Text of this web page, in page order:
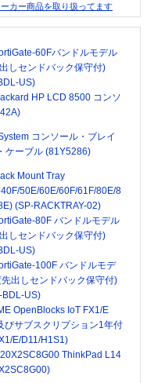
カー商品を取り扱ってます
60Fバンドルモデル
しセンドバック保守付)
US)
HP LCD 8500 コンソ
コンソール・ブレイ
ケーブル (81Y5286)
Mount Tray
50E/60E/60F/61F/80E/8
(SP-RACKTRAY-02)
80F バンドルモデル
しセンドバック保守付)
US)
100F バンドルモデ
出しセンドバック保守付)
BDL-US)
OpenBlocks IoT FX1/E
びサブスクリプション1年付
E/D11/H1S1)
ThinkPad L14